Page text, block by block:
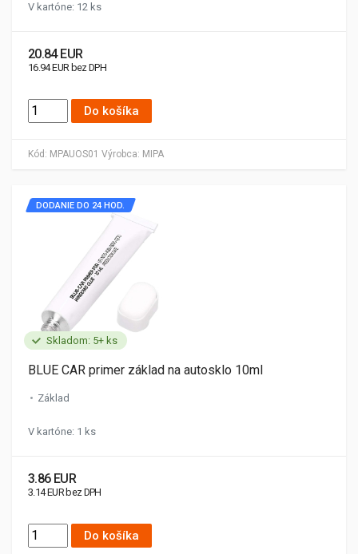
Kód: MPAUOS01 Výrobca: MIPA
V kartóne: 12 ks
20.84 EUR
16.94 EUR bez DPH
Do košíka
Skladom: 5+ ks
DODANIE DO 24 HOD.
BLUE CAR primer základ na autosklo 10ml
Základ
V kartóne: 1 ks
3.86 EUR
3.14 EUR bez DPH
Do košíka